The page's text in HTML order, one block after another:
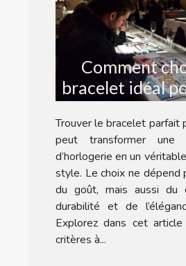
Comment
bracelet idéal
montre
Trouver le bracelet parfait
peut transformer une
d’horlogerie en un
style. Le choix ne dépend
du goût, mais aussi du
durabilité et de
Explorez dans cet
critères à...